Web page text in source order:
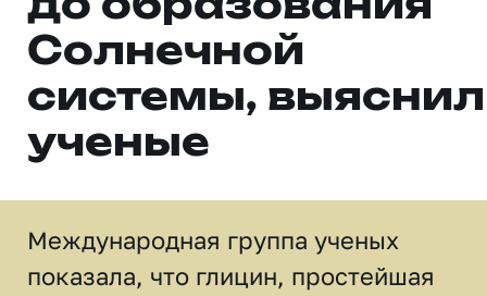
Солнечной
системы,
ученые
Международная группа ученых
показала, что глицин, простейшая